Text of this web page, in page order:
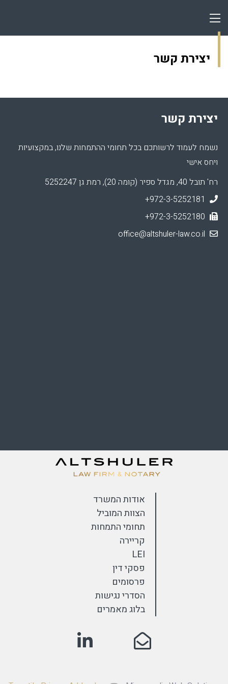
יצירת קשר
יצירת קשר
נשמח לעמוד לרשותכם בכל תחומי ההתמחות שלנו, במקצועיות
ויחס אישי
רח' תובל 40, מגדל ספיר (קומה 20), רמת גן 5252247
+972-3-5252181
+972-3-5252180
אודות המשרד
הצוות המוביל
תחומי התמחות
קריירה
LEI
פסקי דין
פרסומים
הסדרי נגישות
בלוג מאמרים